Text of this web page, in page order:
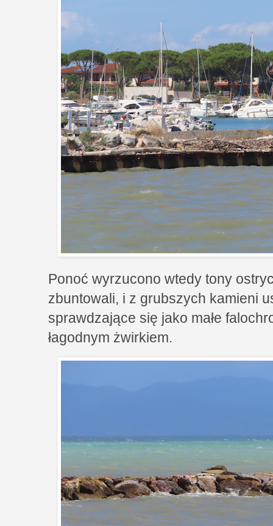
Ponoć wyrzucono wtedy tony
zbuntowali, i z grubszych kamieni
sprawdzające się jako małe
łagodnym żwirkiem.